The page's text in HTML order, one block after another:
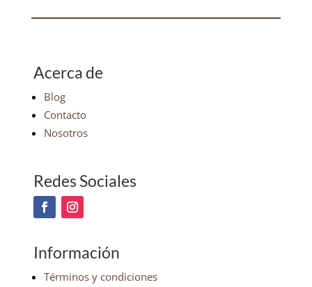
Acerca de
Blog
Contacto
Nosotros
Redes Sociales
Información
Términos y condiciones